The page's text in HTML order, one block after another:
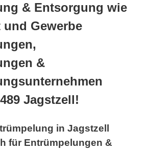
& Entsorgung wie
Gewerbe
&
Jagstzell!
in Jagstzell
für Entrümpelungen &